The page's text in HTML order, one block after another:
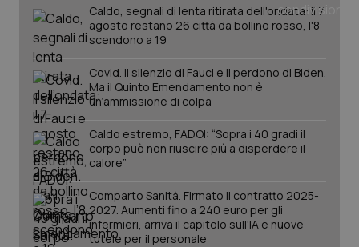
Salute orale & impianti
Sangue & coagulazione
Tiroide
Tumore al seno
Tumore ovarico
Tumori del Polmone & Testa Collo
Caldo, segnali di lenta ritirata dell'ondata: il 7
agosto restano 26 città da bollino rosso, l'8
scendono a 19
Covid. Il silenzio di Fauci e il perdono di Biden.
Ma il Quinto Emendamento non è
un’ammissione di colpa
Caldo estremo, FADOI: “Sopra i 40 gradi il
corpo può non riuscire più a disperdere il
calore”
Comparto Sanità. Firmato il contratto 2025-
2027. Aumenti fino a 240 euro per gli
infermieri, arriva il capitolo sull'IA e nuove
tutele per il personale
CookieScriptConsent
CookieScript